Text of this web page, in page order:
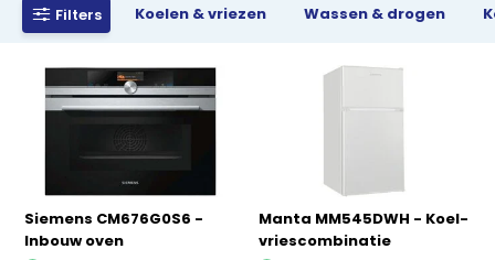
Filters Koelen & vriezen Wassen & drogen
Siemens CM676G0S6 -
Inbouw oven
Manta MM545DWH - Koel-
vriescombinatie